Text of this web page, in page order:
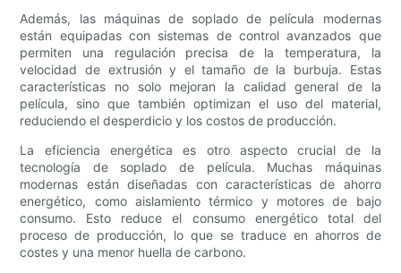
Además, las máquinas de soplado de película modernas
están equipadas con sistemas de control avanzados que
permiten una regulación precisa de la temperatura, la
velocidad de extrusión y el tamaño de la burbuja. Estas
características no solo mejoran la calidad general de la
película, sino que también optimizan el uso del material,
reduciendo el desperdicio y los costos de producción.
La eficiencia energética es otro aspecto crucial de la
tecnología de soplado de película. Muchas máquinas
modernas están diseñadas con características de ahorro
energético, como aislamiento térmico y motores de bajo
consumo. Esto reduce el consumo energético total del
proceso de producción, lo que se traduce en ahorros de
costes y una menor huella de carbono.